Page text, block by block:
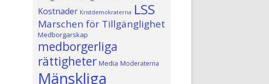
Kostnader Kristdemokraterna LSS
Marschen för Tillgänglighet
Medborgarskap
medborgerliga
rättigheter Media Moderaterna
Mänskliga